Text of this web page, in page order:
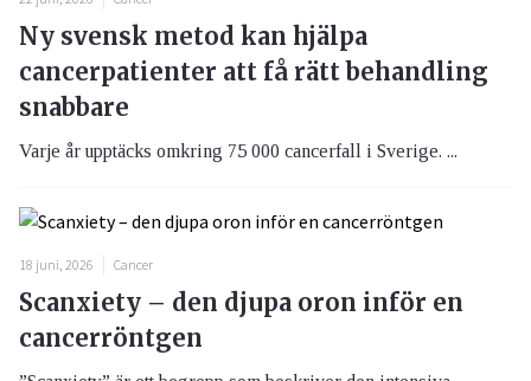
Ny svensk metod kan hjälpa
cancerpatienter att få rätt behandling
snabbare
Varje år upptäcks omkring 75 000 cancerfall i Sverige. ...
18 juni, 2026 Cancer
Scanxiety – den djupa oron inför en
cancerröntgen